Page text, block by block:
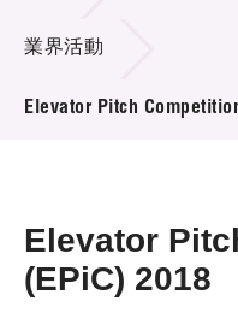
項目及資助計劃
新聞中心
業界活動
Elevator Pitch
Elevator
(EPiC) 2018